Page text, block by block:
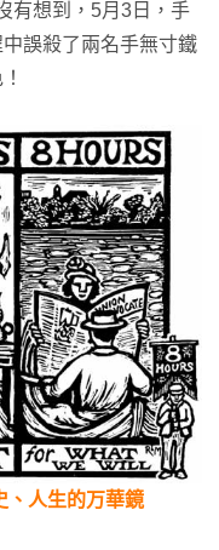
有想到，5月3日，手
誤殺了兩名手無寸鐵
、人生的万華鏡